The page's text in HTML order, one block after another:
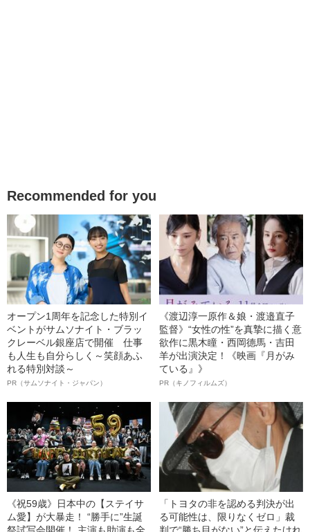
Recommended for you
オープン1周年を記念した特別イ
ベントがサムソナイト・ブラッ
クレーベル銀座店で開催 仕事
も人生も自分らしく～笑顔あふ
れる特別対談～
PR（サムソナイト・ジャパン）
《渡辺淳一原作＆娘・渡邉直子
監督》“女性の性”を真摯に描く意
欲作に黒木瞳・西岡德馬・吉田
羊が出演決定！《映画『月がみ
ている』》
PR（キノフィルムズ）
《祝59歳》日本中の【ステイサ
ム愛】が大暴走！ “勝手に”生誕
祭試写会開催！ 主演も助演も全
「トヨタの非を認める判決が出
る可能性は、限りなくゼロ」裁
判で“勝ち目がない”と伝えたけれ